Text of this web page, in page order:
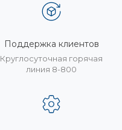
Поддержка клиентов
Круглосуточная горячая
линия 8-800